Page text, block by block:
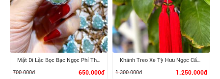
XEM CHI TIẾT XEM CHI TIẾT
Mặt Di Lặc Bọc Bạc Ngọc Phỉ Thúy
700.000đ
650.000đ
Khánh Treo Xe Tỳ Hưu Ngọc Cẩm Thạch
1.300.000đ
1.250.000đ